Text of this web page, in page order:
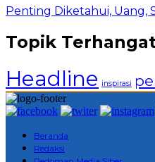
Penting Diketahui, Uang,
Topik
Headline inspirasi
Beranda
Redaksi